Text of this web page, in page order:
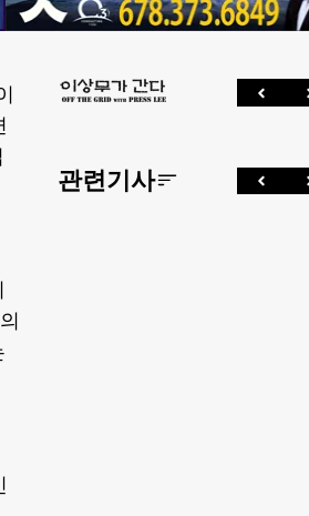
관련기사